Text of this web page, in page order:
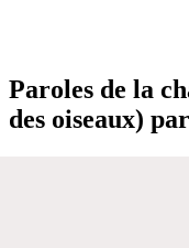
Paroles de la
des oiseaux) par